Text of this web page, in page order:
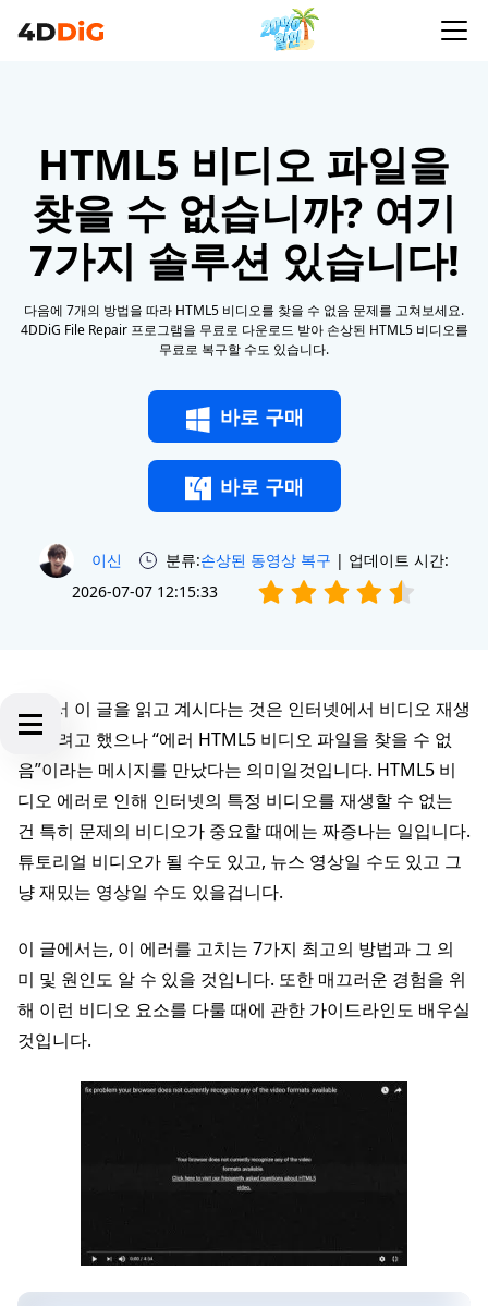
HTML5 비디오 파일을
찾을 수 없습니까? 여기
7가지 솔루션 있습니다!
다음에 7개의 방법을 따라 HTML5 비디오를 찾을 수 없음 문제를 고쳐보세요.
4DDiG File Repair 프로그램을 무료로 다운로드 받아 손상된 HTML5 비디오를
무료로 복구할 수도 있습니다.
바로 구매
바로 구매
이신 분류:손상된 동영상 복구 | 업데이트 시간:
2026-07-07 12:15:33
여기서 이 글을 읽고 계시다는 것은 인터넷에서 비디오 재생
을 하려고 했으나 “에러 HTML5 비디오 파일을 찾을 수 없
음”이라는 메시지를 만났다는 의미일것입니다. HTML5 비
디오 에러로 인해 인터넷의 특정 비디오를 재생할 수 없는
건 특히 문제의 비디오가 중요할 때에는 짜증나는 일입니다.
튜토리얼 비디오가 될 수도 있고, 뉴스 영상일 수도 있고 그
냥 재밌는 영상일 수도 있을겁니다.
이 글에서는, 이 에러를 고치는 7가지 최고의 방법과 그 의
미 및 원인도 알 수 있을 것입니다. 또한 매끄러운 경험을 위
해 이런 비디오 요소를 다룰 때에 관한 가이드라인도 배우실
것입니다.